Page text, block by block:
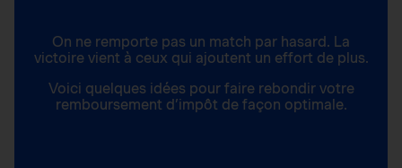
On ne remporte pas un match par hasard. La
victoire vient à ceux qui ajoutent un effort de plus.
Voici quelques idées pour faire rebondir votre
remboursement d’impôt de façon optimale.